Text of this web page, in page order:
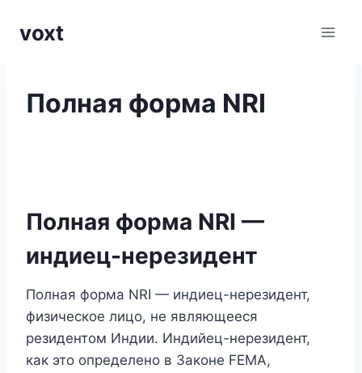
voxt
Полная форма NRI
Полная форма NRI —
индиец-нерезидент
Полная форма NRI — индиец-нерезидент,
физическое лицо, не являющееся
резидентом Индии. Индийец-нерезидент,
как это определено в Законе FEMA,